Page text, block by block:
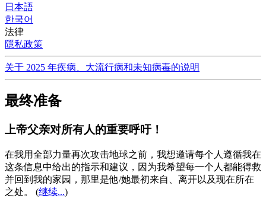
日本語
한국어
法律
隱私政策
关于 2025 年疾病、大流行病和未知病毒的说明
最终准备
上帝父亲对所有人的重要呼吁！
在我用全部力量再次攻击地球之前，我想邀请每个人遵循我在
这条信息中给出的指示和建议，因为我希望每一个人都能得救
并回到我的家园，那里是他/她最初来自、离开以及现在所在
之处。
(继续...)